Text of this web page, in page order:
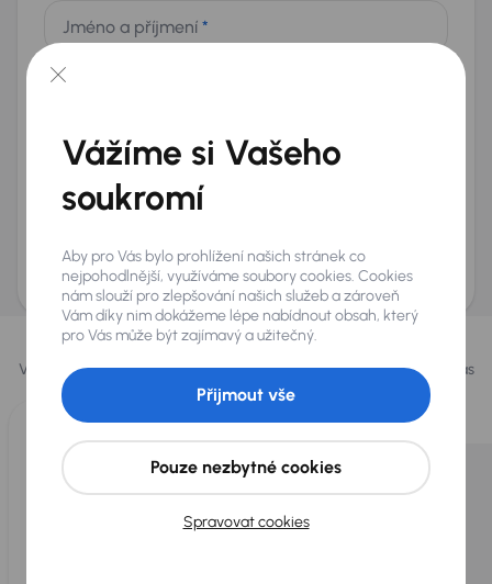
Jméno a příjmení *
Přeji si dostávat informace o atraktivních slevových
nabídkách
AURES Holdings a.s., se sídlem Dopraváků 874/15, Čimice, 184 00 Praha 8 bude
uchovávat a zpracovávat vaše osobní údaje v souladu se zásadami ochrany a
zpracováníosobních údajů.
Vybrali jsme pro vás
Vybíráme pro vás tynejlepší vozyz naší nabídky. Každý den pro vás
vykoupíme až 400 vozů
Vážíme si Vašeho
soukromí
Aby pro Vás bylo prohlížení našich stránek co
nejpohodlnější, využíváme soubory cookies. Cookies
nám slouží pro zlepšování našich služeb a zároveň
Vám díky nim dokážeme lépe nabídnout obsah, který
pro Vás může být zajímavý a užitečný.
Spravovat cookies
Pouze nezbytné cookies
Přijmout vše